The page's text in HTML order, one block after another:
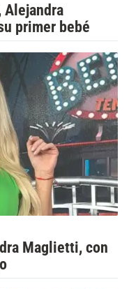
Alejandra
primer bebé
Maglietti, con